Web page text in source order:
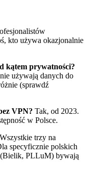
kto używa okazjonalnie
kątem prywatności?
używają danych do
(sprawdź
VPN? Tak, od 2023.
w Polsce.
Wszystkie trzy na
specyficznie polskich
PLLuM) bywają